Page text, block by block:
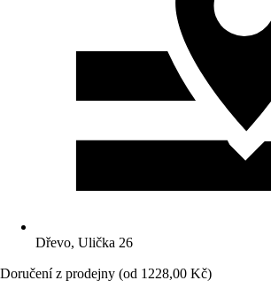
Dřevo, Ulička 26
Doručení z prodejny (od 1228,00 Kč)